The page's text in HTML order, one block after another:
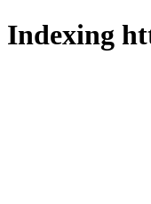
Indexing